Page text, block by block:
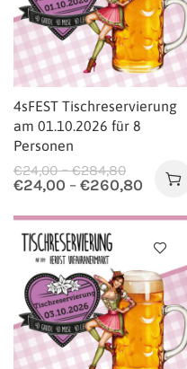
4sFEST Tischreservierung
am 01.10.2026 für 8
Personen
€24,00 –€284,80
€24,00 – €260,80